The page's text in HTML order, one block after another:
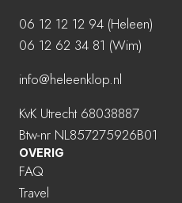
06 12 12 12 94 (Heleen)
06 12 62 34 81 (Wim)
info@heleenklop.nl
KvK Utrecht 68038887
Btw-nr NL857275926B01
OVERIG
FAQ
Travel